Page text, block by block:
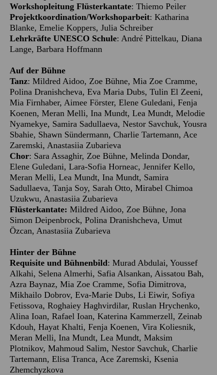
Workshopleitung Flüsterkantate: Thiemo Peiler
Projektkoordination/Workshoparbeit: Katharina
Blanke, Emelie Koppers, Julia Schreiber
Lehrkräfte UNESCO Schule: André Pittelkau, Diana
Lange, Barbara Hoffmann
Auf der Bühne
Tanz: Mildred Aidoo, Zoe Bühne, Mia Zoe Cramme,
Polina Dranishcheva, Eva Maria Dubs, Tulin El Zeeni,
Mia Firnhaber, Aimee Förster, Elene Guledani, Fenja
Koenen, Meran Melli, Ina Mundt, Lea Mundt, Melodie
Nyamekye, Samira Sadullaeva, Nestor Savchuk, Yousra
Sbahie, Shawn Sündermann, Charlie Tartemann, Ace
Zaremski, Anastasiia Zubarieva
Chor: Sara Assaghir, Zoe Bühne, Melinda Dondar,
Elene Guledani, Lara-Sofia Horneac, Jennifer Kello,
Meran Melli, Lea Mundt, Ina Mundt, Samira
Sadullaeva, Tanja Soy, Sarah Otto, Mirabel Chimoa
Uzukwu, Anastasiia Zubarieva
Flüsterkantate: Mildred Aidoo, Zoe Bühne, Jona
Simon Deipenbrock, Polina Dranishcheva, Umut
Özcan, Anastasiia Zubarieva
Hinter der Bühne
Requisite und Bühnenbild: Murad Abdulai, Youssef
Alkahi, Selena Almerhi, Safia Alsankan, Aissatou Bah,
Azra Baynaz, Mia Zoe Cramme, Sofia Dimitrova,
Mikhailo Dobrov, Eva-Marie Dubs, Li Eiwir, Sofiya
Fetissova, Roghaiey Haghvirdilar, Ruslan Hrychenko,
Alina Ioan, Rafael Ioan, Katerina Kammerzell, Zeinab
Kdouh, Hayat Khalti, Fenja Koenen, Vira Koliesnik,
Meran Melli, Ina Mundt, Lea Mundt, Maksim
Plotnikov, Mahmoud Salim, Nestor Savchuk, Charlie
Tartemann, Elisa Tranca, Ace Zaremski, Ksenia
Zhemchyzkova